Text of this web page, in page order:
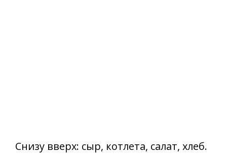
Снизу вверх: сыр, котлета, салат, хлеб.